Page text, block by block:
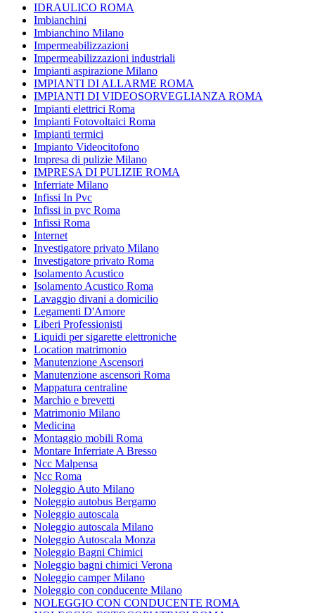
IDRAULICO ROMA
Imbianchini
Imbianchino Milano
Impermeabilizzazioni
Impermeabilizzazioni industriali
Impianti aspirazione Milano
IMPIANTI DI ALLARME ROMA
IMPIANTI DI VIDEOSORVEGLIANZA ROMA
Impianti elettrici Roma
Impianti Fotovoltaici Roma
Impianti termici
Impianto Videocitofono
Impresa di pulizie Milano
IMPRESA DI PULIZIE ROMA
Inferriate Milano
Infissi In Pvc
Infissi in pvc Roma
Infissi Roma
Internet
Investigatore privato Milano
Investigatore privato Roma
Isolamento Acustico
Isolamento Acustico Roma
Lavaggio divani a domicilio
Legamenti D'Amore
Liberi Professionisti
Liquidi per sigarette elettroniche
Location matrimonio
Manutenzione Ascensori
Manutenzione ascensori Roma
Mappatura centraline
Marchio e brevetti
Matrimonio Milano
Medicina
Montaggio mobili Roma
Montare Inferriate A Bresso
Ncc Malpensa
Ncc Roma
Noleggio Auto Milano
Noleggio autobus Bergamo
Noleggio autoscala
Noleggio autoscala Milano
Noleggio Autoscala Monza
Noleggio Bagni Chimici
Noleggio bagni chimici Verona
Noleggio camper Milano
Noleggio con conducente Milano
NOLEGGIO CON CONDUCENTE ROMA